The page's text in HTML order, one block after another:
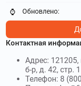
предлагает
видеофайлов в
Speech2Textи
rugpt.io–
созданная для
⌚ Обновлено:
Контактная
Адрес:
б-р, д. 42, стр. 1
Телефон: 8